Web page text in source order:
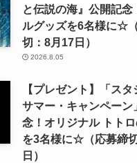
と伝説の海』公開記念
ルグッズを6名様に☆
切：8月17日）
2026.8.05
【プレゼント】「スタ
サマー・キャンペーン
念！オリジナル トト
を3名様に☆（応募締
日）